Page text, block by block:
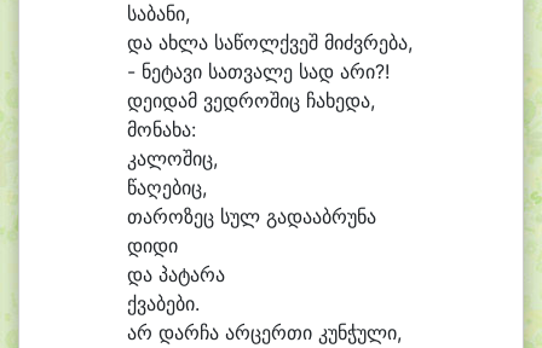
საბანი,
და ახლა საწოლქვეშ მიძვრება,
- ნეტავი სათვალე სად არი?!
დეიდამ ვედროშიც ჩახედა,
მონახა:
კალოშიც,
წაღებიც,
თაროზეც სულ გადააბრუნა
დიდი
და პატარა
ქვაბები.
არ დარჩა არცერთი კუნჭული,